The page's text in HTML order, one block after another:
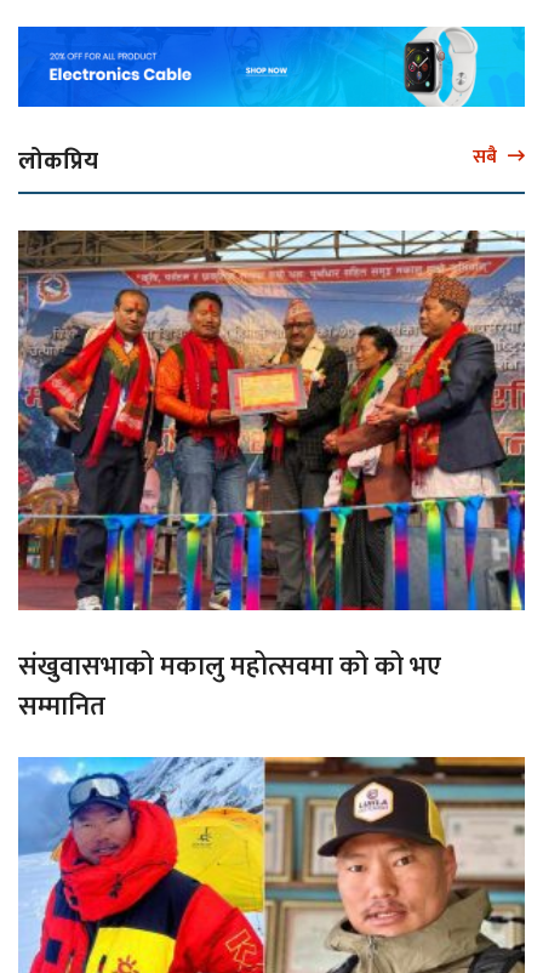
लोकप्रिय सबै
संखुवासभाको मकालु महोत्सवमा को को भए
सम्मानित